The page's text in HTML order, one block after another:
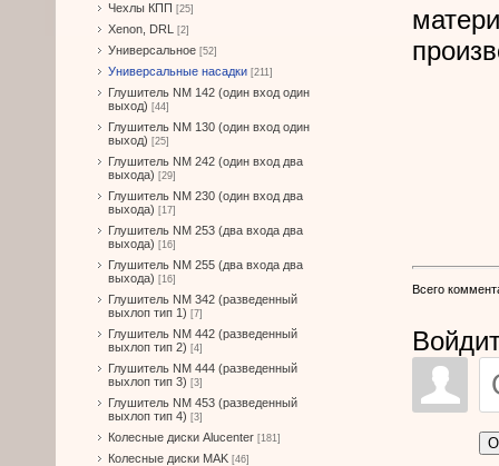
Чехлы КПП [25]
Xenon, DRL [2]
Универсальное [52]
Универсальные насадки [211]
Глушитель NM 142 (один вход один
выход) [44]
Глушитель NM 130 (один вход один
выход) [25]
Глушитель NM 242 (один вход два
выхода) [29]
Глушитель NM 230 (один вход два
выхода) [17]
Глушитель NM 253 (два входа два
выхода) [16]
Глушитель NM 255 (два входа два
выхода) [16]
Глушитель NM 342 (разведенный
выхлоп тип 1) [7]
Глушитель NM 442 (разведенный
выхлоп тип 2) [4]
Глушитель NM 444 (разведенный
выхлоп тип 3) [3]
Глушитель NM 453 (разведенный
выхлоп тип 4) [3]
Колесные диски Alucenter [181]
Колесные диски MAK [46]
Всего